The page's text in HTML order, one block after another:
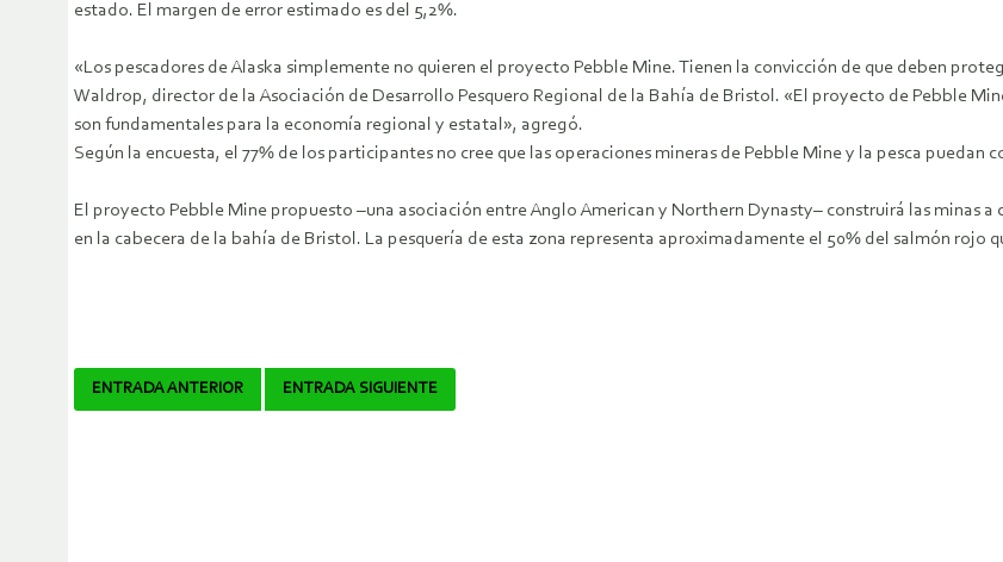
estado. El margen de error estimado es del 5,2%.
«Los pescadores de Alaska simplemente no quieren el proyecto Pebble Mine. Tienen la convicción de que deben
Waldrop, director de la Asociación de Desarrollo Pesquero Regional de la Bahía de Bristol. «El proyecto de Pebble
son fundamentales para la economía regional y estatal», agregó.
Según la encuesta, el 77% de los participantes no cree que las operaciones mineras de Pebble Mine y la pesca puedan
El proyecto Pebble Mine propuesto –una asociación entre Anglo American y Northern Dynasty– construirá las minas
en la cabecera de la bahía de Bristol. La pesquería de esta zona representa aproximadamente el 50% del salmón rojo
Navegador
ENTRADA ANTERIOR ENTRADA SIGUIENTE